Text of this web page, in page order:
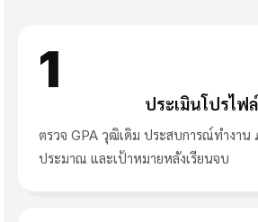
1
ประเมินโปรไฟล์
ตรวจ GPA วุฒิเดิม ประสบการณ์ทำงาน
ประมาณ และเป้าหมายหลังเรียนจบ